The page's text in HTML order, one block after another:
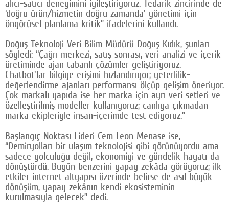
alıcı-satıcı deneyimini iyileştiriyoruz. Tedarik zincirinde de
‘doğru ürün/hizmetin doğru zamanda' yönetimi için
öngörüsel planlama kritik” ifadelerini kullandı.
Doğuş Teknoloji Veri Bilim Müdürü Doğuş Kıdık, şunları
söyledi: “Çağrı merkezi, satış sonrası, veri analizi ve içerik
üretiminde ajan tabanlı çözümler geliştiriyoruz.
Chatbot'lar bilgiye erişimi hızlandırıyor; yeterlilik-
değerlendirme ajanları performansı ölçüp gelişim öneriyor.
Çok markalı yapıda ise her marka için ayrı veri setleri ve
özelleştirilmiş modeller kullanıyoruz; canlıya çıkmadan
marka ekipleriyle insan-içerimde test ediyoruz.”
Başlangıç Noktası Lideri Cem Leon Menase ise,
“Demiryolları bir ulaşım teknolojisi gibi görünüyordu ama
sadece yolculuğu değil, ekonomiyi ve gündelik hayatı da
dönüştürdü. Bugün benzerini yapay zekâda görüyoruz; ilk
etkiler internet altyapısı üzerinde belirse de asıl büyük
dönüşüm, yapay zekânın kendi ekosisteminin
kurulmasıyla gelecek” dedi.